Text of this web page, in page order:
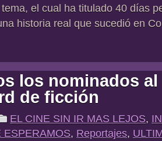
el cual ha titulado 40 días
historia real que sucedió en
los nominados al
de ficción
EL CINE SIN IR MAS LEJOS,
ESPERAMOS, Reportajes,